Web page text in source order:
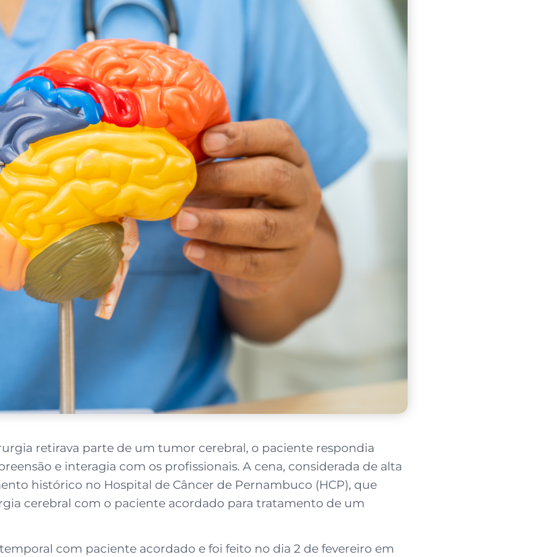
retirava parte de um tumor cerebral, o paciente respondia
e interagia com os profissionais. A cena, considerada de alta
histórico no Hospital de Câncer de Pernambuco (HCP), que
cerebral com o paciente acordado para tratamento de um
com paciente acordado e foi feito no dia 2 de fevereiro em